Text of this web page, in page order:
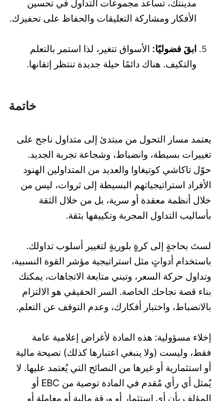
مدينتك، تساعد مجموعات التداول في تحسين
الأفكار ومشاركة التعليقات والحفاظ على تحفيزك.
ابقَ فضوليًا: الأسواق تتغير، لذا استمر بالتعلم
والتكيف. هناك دائمًا حيلة جديدة تنتظر إتقانها.
خاتمة
يعتمد مسار التحول من مبتدئ إلى متداول ناجح على
تغييرات بسيطة، وانضباط، وشجاعة تجربة الجديد.
حوّل تاكاشي كوتيغاوا والعديد من المتداولين الهنود
الأفراد استراتيجياتهم البسيطة إلى ثروات، ليس من
خلال أنظمة معقدة أو سرية، بل من خلال الثقة
بأساليب التداول المجربة وتكييفها بثقة.
لستَ بحاجةٍ إلى كرةٍ بلوريةٍ لتغيير أسلوب تداولك.
باستخدام أدواتٍ مثل استراتيجية مؤشر القوة النسبية،
وتداول حركة السعر، وتبني متابعة الاتجاهات، يمكنك
بناء قصة نجاحك الخاصة. السر الحقيقي هو الالتزام
بالانضباط، واختبار أفكارك، وعدم التوقف عن التعلم.
إخلاء مسؤولية: هذه المادة لأغراض إعلامية عامة
فقط، وليست (ولا ينبغي اعتبارها كذلك) نصيحة مالية
أو استثمارية أو غيرها من النصائح التي يُعتمد عليها. لا
يُمثل أي رأي مُقدم في المادة توصية من EBC أو
المؤلف بأن أي استثمار أو ورقة مالية أو معاملة أو